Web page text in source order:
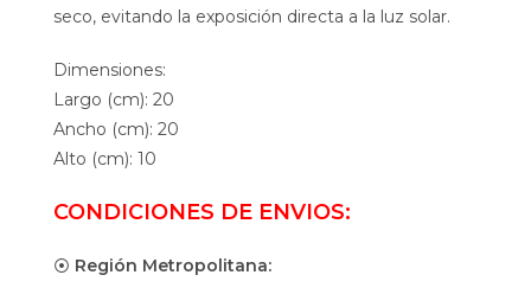
seco, evitando la exposición directa a la luz solar.
Dimensiones:
Largo (cm): 20
Ancho (cm): 20
Alto (cm): 10
CONDICIONES DE ENVIOS:
⦿ Región Metropolitana: